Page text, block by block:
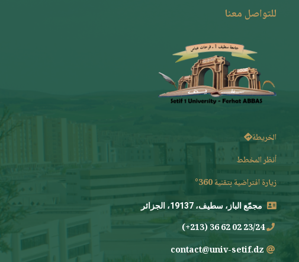
للتواصل معنا
الخريطة
أنظر المخطط
زيارة افتراضية بتقنية 360°
مجمّع الباز، سطيف، 19137، الجزائر
23/24 02 62 36 (213+)
contact@univ-setif.dz